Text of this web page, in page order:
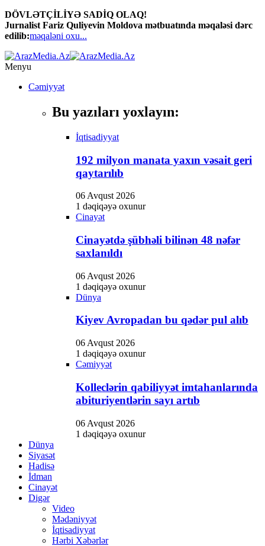
DÖVLƏTÇİLİYƏ SADİQ OLAQ!
Jurnalist Fariz Quliyevin Moldova mətbuatında məqaləsi dərc
edilib:məqaləni oxu...
Menyu
Cəmiyyət
Bu yazıları yoxlayın:
İqtisadiyyat
192 milyon manata yaxın vəsait geri
qaytarılıb
06 Avqust 2026
1 dəqiqəyə oxunur
Cinayət
Cinayətdə şübhəli bilinən 48 nəfər
saxlanıldı
06 Avqust 2026
1 dəqiqəyə oxunur
Dünya
Kiyev Avropadan bu qədər pul alıb
06 Avqust 2026
1 dəqiqəyə oxunur
Cəmiyyət
Kolleclərin qabiliyyət imtahanlarında
abituriyentlərin sayı artıb
06 Avqust 2026
1 dəqiqəyə oxunur
Dünya
Siyasət
Hadisə
İdman
Cinayət
Digər
Video
Mədəniyyət
İqtisadiyyat
Hərbi Xəbərlər